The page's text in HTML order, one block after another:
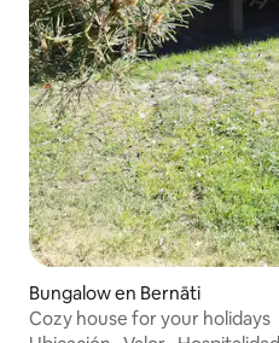
Bungalow en Bernāti
Cozy house for your holidays